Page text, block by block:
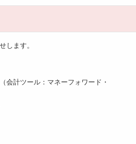
します。
会計ツール：マネーフォワード・